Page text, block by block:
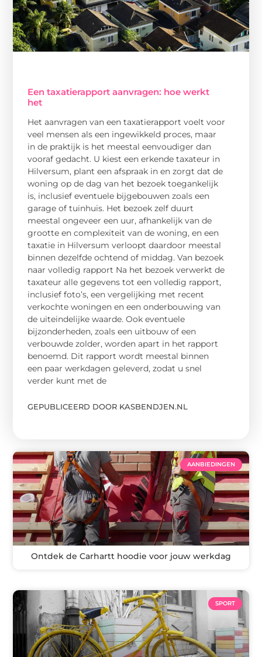
Een taxatierapport aanvragen: hoe werkt
het
Het aanvragen van een taxatierapport voelt voor
veel mensen als een ingewikkeld proces, maar
in de praktijk is het meestal eenvoudiger dan
vooraf gedacht. U kiest een erkende taxateur in
Hilversum, plant een afspraak in en zorgt dat de
woning op de dag van het bezoek toegankelijk
is, inclusief eventuele bijgebouwen zoals een
garage of tuinhuis. Het bezoek zelf duurt
meestal ongeveer een uur, afhankelijk van de
grootte en complexiteit van de woning, en een
taxatie in Hilversum verloopt daardoor meestal
binnen dezelfde ochtend of middag. Van bezoek
naar volledig rapport Na het bezoek verwerkt de
taxateur alle gegevens tot een volledig rapport,
inclusief foto’s, een vergelijking met recent
verkochte woningen en een onderbouwing van
de uiteindelijke waarde. Ook eventuele
bijzonderheden, zoals een uitbouw of een
verbouwde zolder, worden apart in het rapport
benoemd. Dit rapport wordt meestal binnen
een paar werkdagen geleverd, zodat u snel
verder kunt met de
GEPUBLICEERD DOOR KASBENDJEN.NL
AANBIEDINGEN
Ontdek de Carhartt hoodie voor jouw werkdag
SPORT